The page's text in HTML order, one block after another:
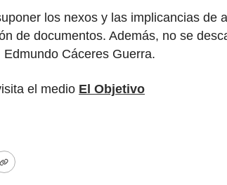
los nexos y las implicancias de
de documentos. Además, no se
Cáceres Guerra.
el medio El Objetivo